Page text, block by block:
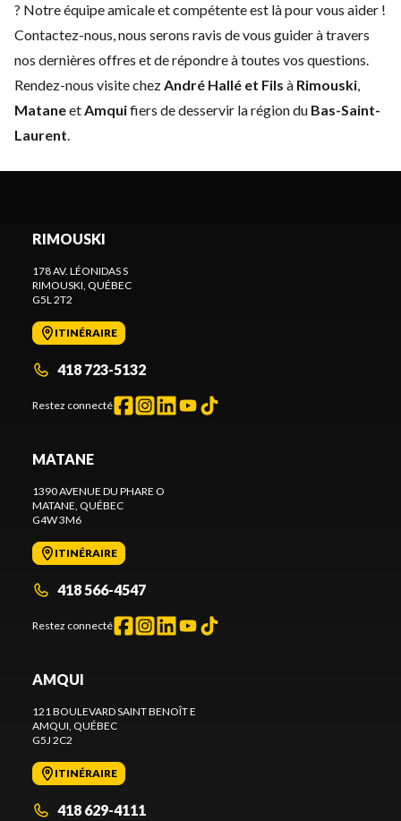
? Notre équipe amicale et compétente est là pour vous aider !
Contactez-nous, nous serons ravis de vous guider à travers
nos dernières offres et de répondre à toutes vos questions.
Rendez-nous visite chezAndré Hallé et Fils à Rimouski,
MataneetAmquifiers de desservir la région du Bas-Saint-
Laurent.
RIMOUSKI
178 AV. LÉONIDAS S
RIMOUSKI, QUÉBEC
G5L 2T2
ITINÉRAIRE
418 723-5132
Restez connecté
MATANE
1390 AVENUE DU PHARE O
MATANE, QUÉBEC
G4W 3M6
ITINÉRAIRE
418 566-4547
Restez connecté
AMQUI
121 BOULEVARD SAINT BENOÎT E
AMQUI, QUÉBEC
G5J 2C2
ITINÉRAIRE
418 629-4111